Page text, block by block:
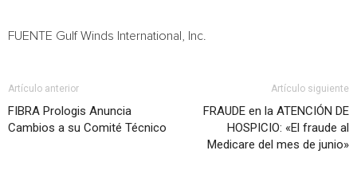
FUENTE Gulf Winds International, Inc.
Artículo anterior
FIBRA Prologis Anuncia
Cambios a su Comité Técnico
Artículo siguiente
FRAUDE en la ATENCIÓN DE
HOSPICIO: «El fraude al
Medicare del mes de junio»